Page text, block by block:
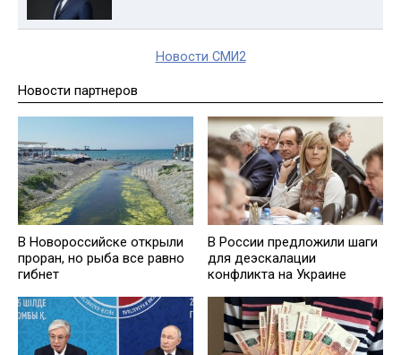
Новости СМИ2
Новости партнеров
В Новороссийске открыли
проран, но рыба все равно
гибнет
В России предложили шаги
для деэскалации
конфликта на Украине